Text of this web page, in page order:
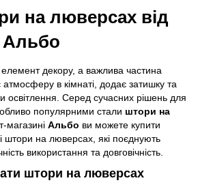
на люверсах від
Альбо
декору, а важлива частина
атмосферу в кімнаті, додає затишку та
освітлення. Серед сучасних рішень для
популярними стали штори на
магазині Альбо ви можете купити
штори на люверсах, які поєднують
використання та довговічність.
штори на люверсах